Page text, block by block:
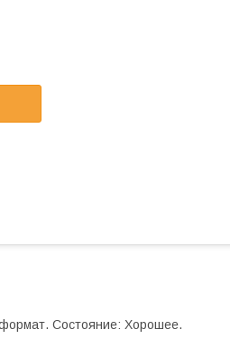
Состояние: Хорошее.